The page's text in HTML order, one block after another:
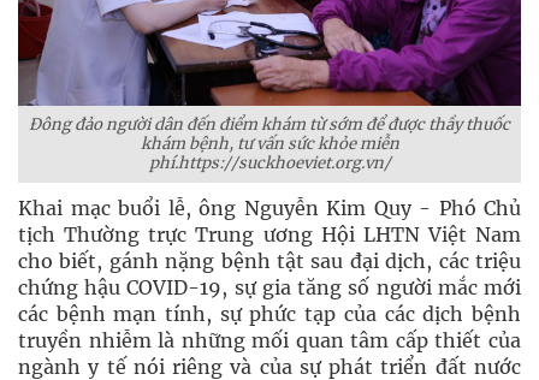
Đông đảo người dân đến điểm khám từ sớm để được thầy thuốc
khám bệnh, tư vấn sức khỏe miễn
phí.https://suckhoeviet.org.vn/
Khai mạc buổi lễ, ông Nguyễn Kim Quy - Phó Chủ
tịch Thường trực Trung ương Hội LHTN Việt Nam
cho biết, gánh nặng bệnh tật sau đại dịch, các triệu
chứng hậu COVID-19, sự gia tăng số người mắc mới
các bệnh mạn tính, sự phức tạp của các dịch bệnh
truyền nhiễm là những mối quan tâm cấp thiết của
ngành y tế nói riêng và của sự phát triển đất nước